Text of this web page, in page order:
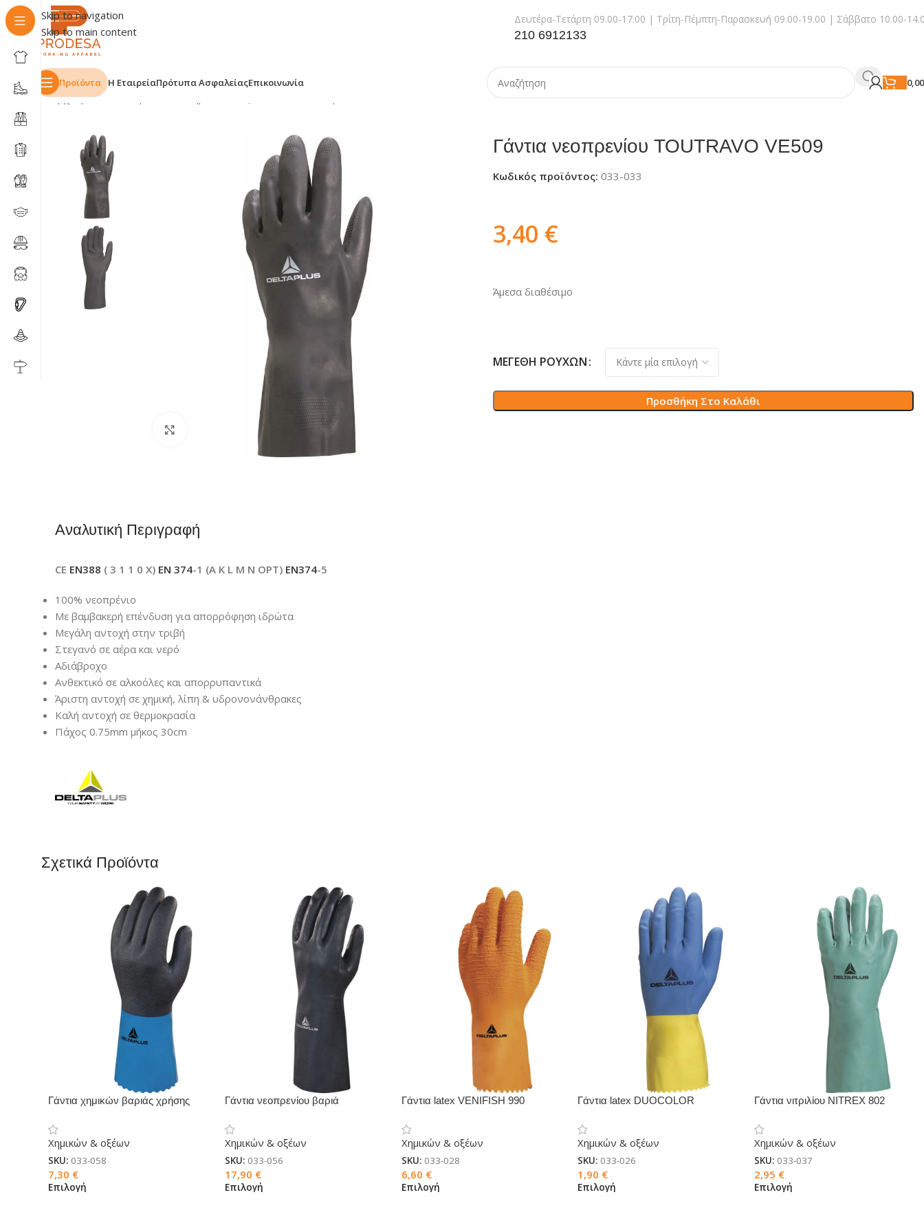
Skip to navigation
Skip to main content
Δευτέρα-Τετάρτη 09.00-17.00 | Τρίτη-Πέμπτη-Παρασκευή 09.00-19.00 | Σάββατο 10.00-
210 6912133
Προϊόντα Η ΕταιρείαΠρότυπα ΑσφαλείαςΕπικοινωνία
Αρχική σελίδα
Click to enlarge
Γάντια νεοπρενίου TOUTRAVO VE509
Κωδικός προϊόντος: 033-033
3,40 €
Άμεσα διαθέσιμο
ΜΕΓΈΘΗ ΡΟΎΧΩΝ
Προσθήκη Στο Καλάθι
Αναλυτική Περιγραφή
CE EN388 ( 3 1 1 0 X) EN 374-1 (A K L M N OPT) EN374-5
100% νεοπρένιο
Με βαμβακερή επένδυση για απορρόφηση ιδρώτα
Μεγάλη αντοχή στην τριβή
Στεγανό σε αέρα και νερό
Αδιάβροχο
Ανθεκτικό σε αλκοόλες και απορρυπαντικά
Άριστη αντοχή σε χημική, λίπη & υδρονονάνθρακες
Καλή αντοχή σε θερμοκρασία
Πάχος 0.75mm μήκος 30cm
Σχετικά Προϊόντα
Γάντια χημικών βαριάς χρήσης
Χημικών & οξέων
SKU: 033-058
7,30 €
Επιλογή
Γάντια νεοπρενίου βαριά
Χημικών & οξέων
SKU: 033-056
17,90 €
Επιλογή
Γάντια latex VENIFISH 990
Χημικών & οξέων
SKU: 033-028
6,60 €
Επιλογή
Γάντια latex DUOCOLOR
Χημικών & οξέων
SKU: 033-026
1,90 €
Επιλογή
Γάντια νιτριλίου NITREX 802
Χημικών & οξέων
SKU: 033-037
2,95 €
Επιλογή